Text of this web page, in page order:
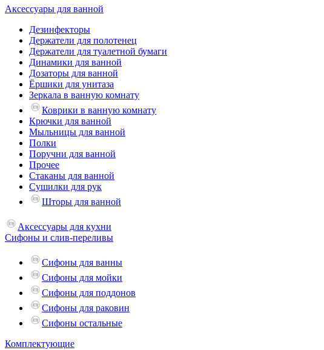
Аксессуары для ванной
Дезинфекторы
Держатели для полотенец
Держатели для туалетной бумаги
Динамики для ванной
Дозаторы для ванной
Ёршики для унитаза
Зеркала в ванную комнату
Коврики в ванную комнату
Крючки для ванной
Мыльницы для ванной
Полки
Поручни для ванной
Прочее
Стаканы для ванной
Сушилки для рук
Шторы для ванной
Аксессуары для кухни
Сифоны и слив-переливы
Сифоны для ванны
Сифоны для мойки
Сифоны для поддонов
Сифоны для раковин
Сифоны остальные
Комплектующие